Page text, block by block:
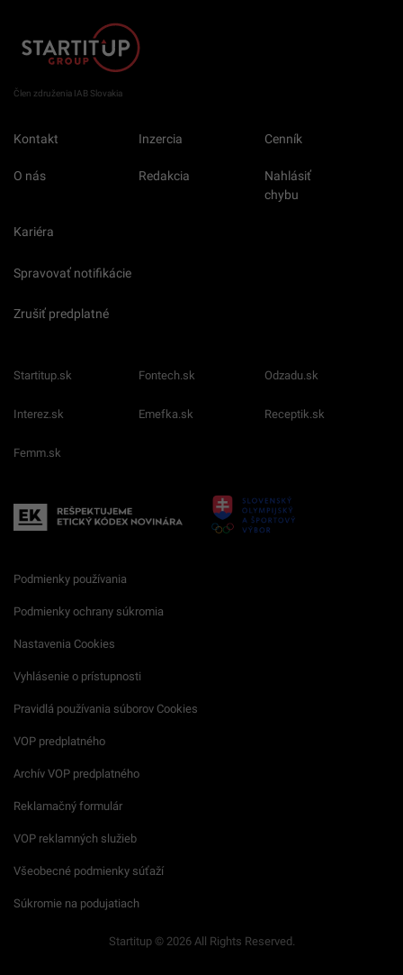
Člen združenia IAB Slovakia
Kontakt Inzercia Cenník
O nás Redakcia
Nahlásiť
chybu
Kariéra
Spravovať notifikácie
Zrušiť predplatné
Startitup.sk Fontech.sk Odzadu.sk
Interez.sk Emefka.sk Receptik.sk
Femm.sk
Podmienky používania
Podmienky ochrany súkromia
Nastavenia Cookies
Vyhlásenie o prístupnosti
Pravidlá používania súborov Cookies
VOP predplatného
Archív VOP predplatného
Reklamačný formulár
VOP reklamných služieb
Všeobecné podmienky súťaží
Súkromie na podujatiach
Startitup © 2026 All Rights Reserved.